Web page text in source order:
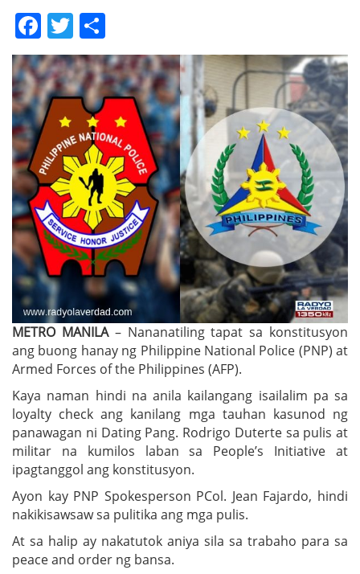
Facebook
Twitter
METRO MANILA– Nananatiling tapat sa konstitusyon
ang buong hanay ng Philippine National Police (PNP) at
Armed Forces of the Philippines (AFP).
Kaya naman hindi na anila kailangang isailalim pa sa
loyalty check ang kanilang mga tauhan kasunod ng
panawagan ni Dating Pang. Rodrigo Duterte sa pulis at
militar na kumilos laban sa People’s Initiative at
ipagtanggol ang konstitusyon.
Ayon kay PNP Spokesperson PCol. Jean Fajardo, hindi
nakikisawsaw sa pulitika ang mga pulis.
At sa halip ay nakatutok aniya sila sa trabaho para sa
peace and order ng bansa.